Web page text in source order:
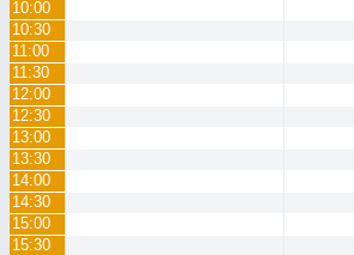
10:00
10:30
11:00
11:30
12:00
12:30
13:00
13:30
14:00
14:30
15:00
15:30